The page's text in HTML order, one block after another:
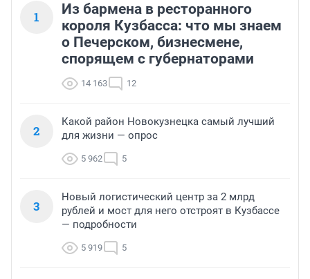
1
Из бармена в ресторанного
короля Кузбасса: что мы знаем
о Печерском, бизнесмене,
спорящем с губернаторами
14 163 12
2
Какой район Новокузнецка самый лучший
для жизни — опрос
5 962 5
3
Новый логистический центр за 2 млрд
рублей и мост для него отстроят в Кузбассе
— подробности
5 919 5